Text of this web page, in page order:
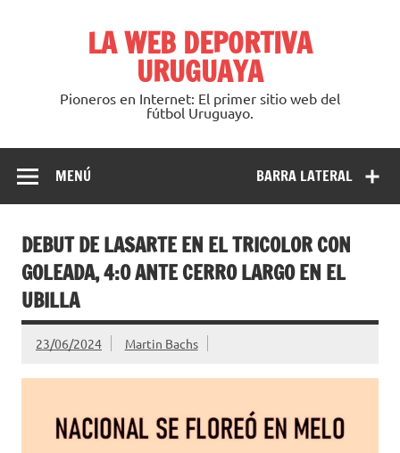
LA WEB DEPORTIVA
URUGUAYA
Pioneros en Internet: El primer sitio web del
fútbol Uruguayo.
BARRA LATERAL
MENÚ
DEBUT DE LASARTE EN EL TRICOLOR CON
GOLEADA, 4:0 ANTE CERRO LARGO EN EL
UBILLA
23/06/2024 Martin Bachs